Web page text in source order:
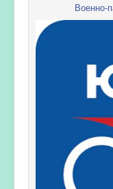
Военно-